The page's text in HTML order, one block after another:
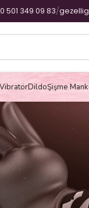
501 349 09 83/
VibratörDildoŞişme